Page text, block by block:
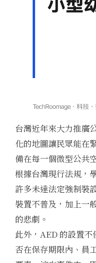
台灣近年來大力推廣
化的地圖讓民眾能在
備在每一個微型公共
根據台灣現行法規，
許多未達法定強制裝
裝置不普及，加上一
的悲劇。
此外，AED 的設置
否在保存期限內、員